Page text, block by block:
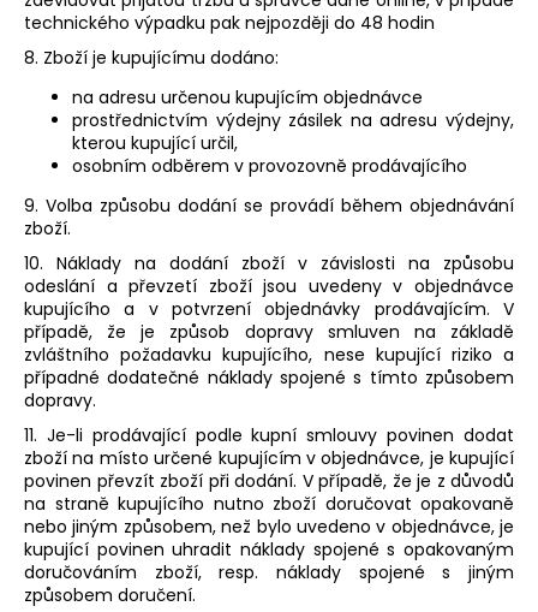
technického výpadku pak nejpozději do 48 hodin
8. Zboží je kupujícímu dodáno:
na adresu určenou kupujícím objednávce
prostřednictvím výdejny zásilek na adresu výdejny,
kterou kupující určil,
osobním odběrem v provozovně prodávajícího
9. Volba způsobu dodání se provádí během objednávání
zboží.
10. Náklady na dodání zboží v závislosti na způsobu
odeslání a převzetí zboží jsou uvedeny v objednávce
kupujícího a v potvrzení objednávky prodávajícím. V
případě, že je způsob dopravy smluven na základě
zvláštního požadavku kupujícího, nese kupující riziko a
případné dodatečné náklady spojené s tímto způsobem
dopravy.
11. Je-li prodávající podle kupní smlouvy povinen dodat
zboží na místo určené kupujícím v objednávce, je kupující
povinen převzít zboží při dodání. V případě, že je z důvodů
na straně kupujícího nutno zboží doručovat opakovaně
nebo jiným způsobem, než bylo uvedeno v objednávce, je
kupující povinen uhradit náklady spojené s opakovaným
doručováním zboží, resp. náklady spojené s jiným
způsobem doručení.